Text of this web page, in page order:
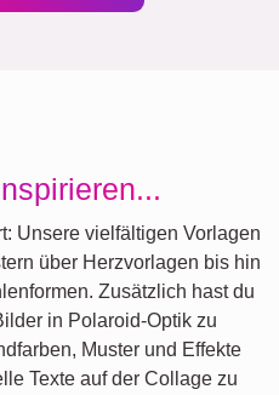
Unsere vielfältigen Vorlagen
über Herzvorlagen bis hin
Zusätzlich hast du
in Polaroid-Optik zu
Muster und Effekte
Texte auf der Collage zu